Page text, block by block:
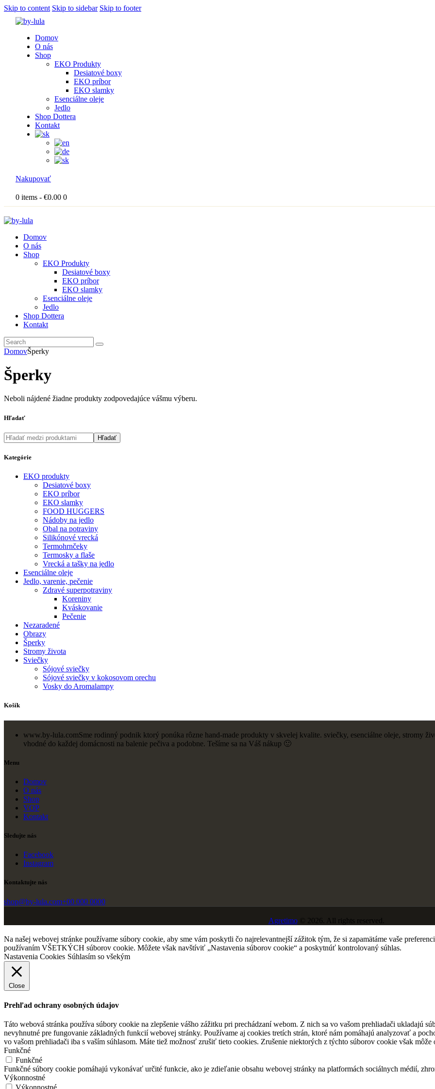
Skip to content Skip to sidebar Skip to footer
Domov
O nás
Shop
EKO Produkty
Desiatové boxy
EKO príbor
EKO slamky
Esenciálne oleje
Jedlo
Shop Dottera
Kontakt
Nakupovať
0 items - €0.00 0
Domov
O nás
Shop
EKO Produkty
Desiatové boxy
EKO príbor
EKO slamky
Esenciálne oleje
Jedlo
Shop Dottera
Kontakt
DomovŠperky
Šperky
Neboli nájdené žiadne produkty zodpovedajúce vášmu výberu.
Hľadať
Hľadať
Kategórie
EKO produkty
Desiatové boxy
EKO príbor
EKO slamky
FOOD HUGGERS
Nádoby na jedlo
Obal na potraviny
Silikónové vrecká
Termohrnčeky
Termosky a flaše
Vrecká a tašky na jedlo
Esenciálne oleje
Jedlo, varenie, pečenie
Zdravé superpotraviny
Koreniny
Kváskovanie
Pečenie
Nezaradené
Obrazy
Šperky
Stromy života
Sviečky
Sójové sviečky
Sójové sviečky v kokosovom orechu
Vosky do Aromalampy
Košík
www.by-lula.comSme rodinný podnik ktorý ponúka rôzne hand-made produkty v skvelej kvalite. sviečky, esenciálne oleje, stromy
vhodné do každej domácnosti na balenie pečiva a podobne. Tešíme sa na Váš nákup 🙂
Menu
Domov
O nás
Shop
VOP
Kontakt
Sledujte nás
Facebook
Instagram
Kontaktujte nás
shop@by-lula.com+00 000 0000
Agretimo© 2026. All rights reserved.
Na našej webovej stránke používame súbory cookie, aby sme vám poskytli čo najrelevantnejší zážitok tým, že si zapamätáme vaše
používaním VŠETKÝCH súborov cookie. Môžete však navštíviť „Nastavenia súborov cookie“ a poskytnúť kontrolovaný súhlas.
Nastavenia Cookies Súhlasím so všekým
Close
Prehľad ochrany osobných údajov
Táto webová stránka používa súbory cookie na zlepšenie vášho zážitku pri prechádzaní webom. Z nich sa vo vašom prehliadači ukladajú
nevyhnutné pre fungovanie základných funkcií webovej stránky. Používame aj cookies tretích strán, ktoré nám pomáhajú analyzovať a
vo vašom prehliadači iba s vaším súhlasom. Máte tiež možnosť zrušiť tieto cookies. Zrušenie niektorých z týchto súborov cookie však
Funkčné
Funkčné
Funkčné súbory cookie pomáhajú vykonávať určité funkcie, ako je zdieľanie obsahu webovej stránky na platformách sociálnych médií,
Výkonnostné
Výkonnostné